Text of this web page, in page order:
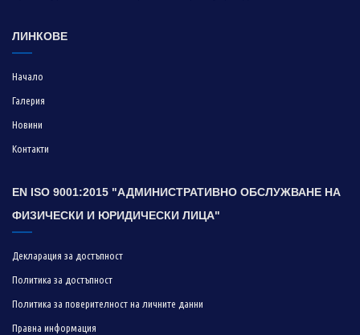
ЛИНКОВЕ
Начало
Галерия
Новини
Контакти
EN ISO 9001:2015 "АДМИНИСТРАТИВНО ОБСЛУЖВАНЕ НА
ФИЗИЧЕСКИ И ЮРИДИЧЕСКИ ЛИЦА"
Декларация за достъпност
Политика за достъпност
Политика за поверителност на личните данни
Правна информация